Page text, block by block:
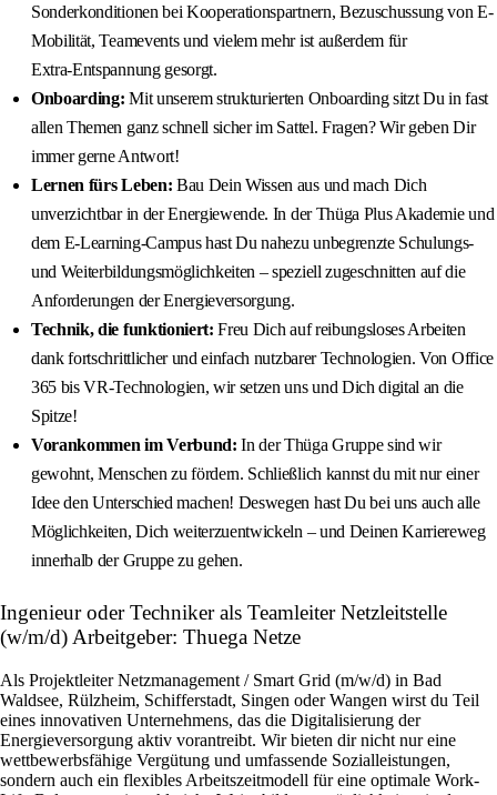
Sonderkonditionen bei Kooperationspartnern, Bezuschussung von E-
Mobilität, Teamevents und vielem mehr ist außerdem für
Extra‑Entspannung gesorgt.
Onboarding: Mit unserem strukturierten Onboarding sitzt Du in fast
allen Themen ganz schnell sicher im Sattel. Fragen? Wir geben Dir
immer gerne Antwort!
Lernen fürs Leben: Bau Dein Wissen aus und mach Dich
unverzichtbar in der Energiewende. In der Thüga Plus Akademie und
dem E‑Learning‑Campus hast Du nahezu unbegrenzte Schulungs-
und Weiterbildungsmöglichkeiten – speziell zugeschnitten auf die
Anforderungen der Energieversorgung.
Technik, die funktioniert: Freu Dich auf reibungsloses Arbeiten
dank fortschrittlicher und einfach nutzbarer Technologien. Von Office
365 bis VR-Technologien, wir setzen uns und Dich digital an die
Spitze!
Vorankommen im Verbund: In der Thüga Gruppe sind wir
gewohnt, Menschen zu fördern. Schließlich kannst du mit nur einer
Idee den Unterschied machen! Deswegen hast Du bei uns auch alle
Möglichkeiten, Dich weiterzuentwickeln – und Deinen Karriereweg
innerhalb der Gruppe zu gehen.
Ingenieur oder Techniker als Teamleiter Netzleitstelle
(w/m/d) Arbeitgeber: Thuega Netze
Als Projektleiter Netzmanagement / Smart Grid (m/w/d) in Bad
Waldsee, Rülzheim, Schifferstadt, Singen oder Wangen wirst du Teil
eines innovativen Unternehmens, das die Digitalisierung der
Energieversorgung aktiv vorantreibt. Wir bieten dir nicht nur eine
wettbewerbsfähige Vergütung und umfassende Sozialleistungen,
sondern auch ein flexibles Arbeitszeitmodell für eine optimale Work-